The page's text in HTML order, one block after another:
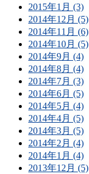
2015年1月 (3)
2014年12月 (5)
2014年11月 (6)
2014年10月 (5)
2014年9月 (4)
2014年8月 (4)
2014年7月 (3)
2014年6月 (5)
2014年5月 (4)
2014年4月 (5)
2014年3月 (5)
2014年2月 (4)
2014年1月 (4)
2013年12月 (5)